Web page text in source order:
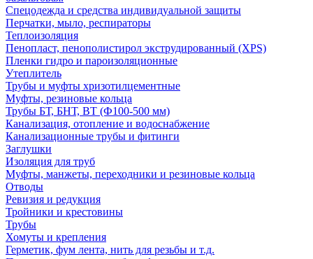
Спецодежда и средства индивидуальной защиты
Перчатки, мыло, респираторы
Теплоизоляция
Пенопласт, пенополистирол экструдированный (XPS)
Пленки гидро и пароизоляционные
Утеплитель
Трубы и муфты хризотилцементные
Муфты, резиновые кольца
Трубы БТ, БНТ, ВТ (Ф100-500 мм)
Канализация, отопление и водоснабжение
Канализационные трубы и фитинги
Заглушки
Изоляция для труб
Муфты, манжеты, переходники и резиновые кольца
Отводы
Ревизия и редукция
Тройники и крестовины
Трубы
Хомуты и крепления
Герметик, фум лента, нить для резьбы и т.д.